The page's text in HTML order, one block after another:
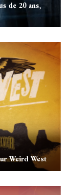
de 20 ans,
Weird West